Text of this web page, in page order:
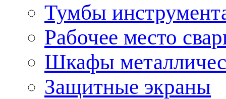
Тумбы
Рабочее место
Шкафы
Защитные экраны